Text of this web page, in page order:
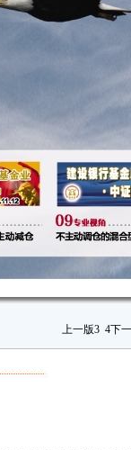
上一版3 4下